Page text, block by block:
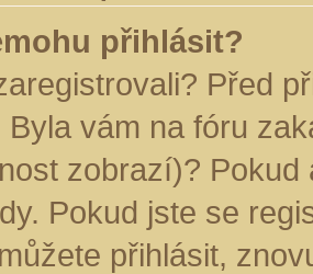
přihlásit?
Před
Byla vám na fóru
zobrazí)?
Pokud jste se
přihlásit,